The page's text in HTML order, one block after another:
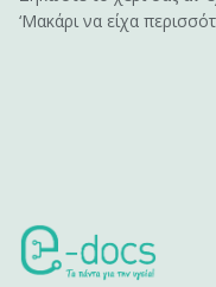
‘Μακάρι να είχα